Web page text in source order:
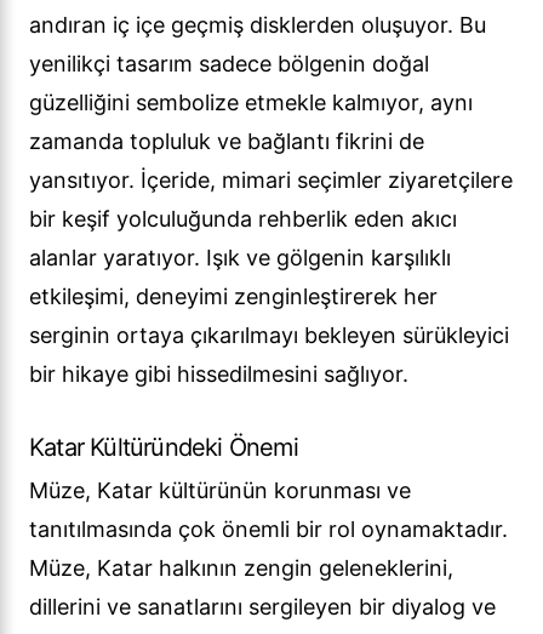
andıran iç içe geçmiş disklerden oluşuyor. Bu
yenilikçi tasarım sadece bölgenin doğal
güzelliğini sembolize etmekle kalmıyor, aynı
zamanda topluluk ve bağlantı fikrini de
yansıtıyor. İçeride, mimari seçimler ziyaretçilere
bir keşif yolculuğunda rehberlik eden akıcı
alanlar yaratıyor. Işık ve gölgenin karşılıklı
etkileşimi, deneyimi zenginleştirerek her
serginin ortaya çıkarılmayı bekleyen sürükleyici
bir hikaye gibi hissedilmesini sağlıyor.
Katar Kültüründeki Önemi
Müze, Katar kültürünün korunması ve
tanıtılmasında çok önemli bir rol oynamaktadır.
Müze, Katar halkının zengin geleneklerini,
dillerini ve sanatlarını sergileyen bir diyalog ve